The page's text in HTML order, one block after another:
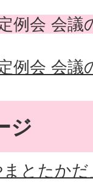
例会 会議
例会 会議
ジ
とたかだ